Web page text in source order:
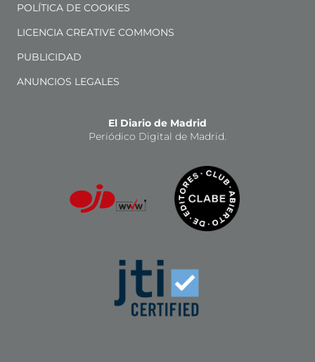
POLÍTICA DE COOKIES
LICENCIA CREATIVE COMMONS
PUBLICIDAD
ANUNCIOS LEGALES
El Diario de Madrid
Periódico Digital de Madrid.